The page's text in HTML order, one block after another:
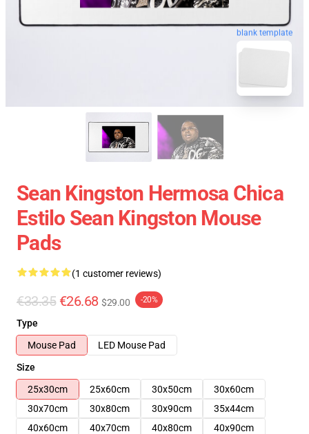
blank template
Sean Kingston Hermosa Chica
Estilo Sean Kingston Mouse
Pads
(1 customer reviews)
€33.35 €26.68 $29.00 -20%
Type
Mouse Pad
LED Mouse Pad
Size
25x30cm
25x60cm 30x50cm
30x60cm
30x70cm
30x80cm 30x90cm
35x44cm
40x60cm
40x70cm 40x80cm
40x90cm